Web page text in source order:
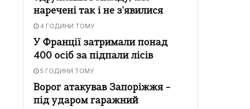
наречені так і не з'явилися
4 ГОДИНИ ТОМУ
У Франції затримали понад
400 осіб за підпали лісів
5 ГОДИНИ ТОМУ
Ворог атакував Запоріжжя –
під ударом гаражний